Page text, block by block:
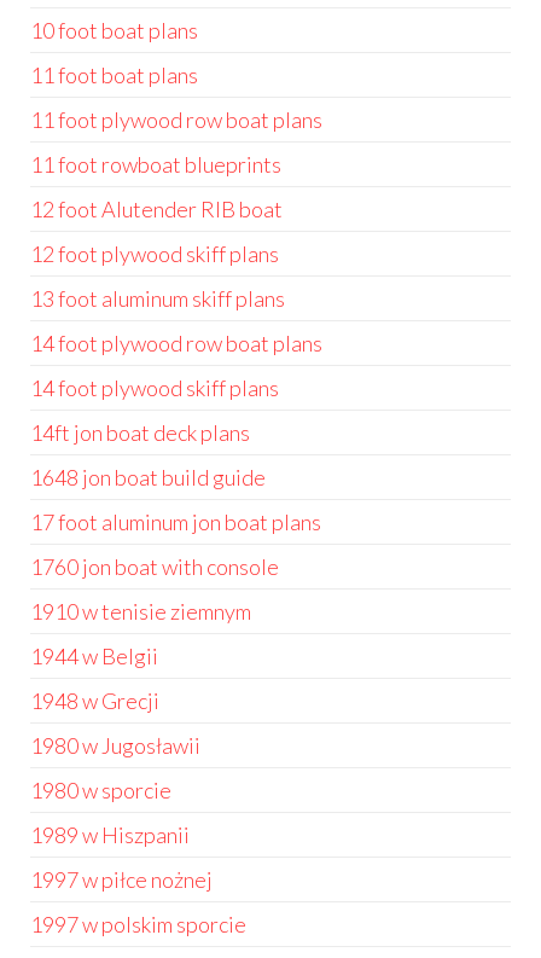
10 foot boat plans
11 foot boat plans
11 foot plywood row boat plans
11 foot rowboat blueprints
12 foot Alutender RIB boat
12 foot plywood skiff plans
13 foot aluminum skiff plans
14 foot plywood row boat plans
14 foot plywood skiff plans
14ft jon boat deck plans
1648 jon boat build guide
17 foot aluminum jon boat plans
1760 jon boat with console
1910 w tenisie ziemnym
1944 w Belgii
1948 w Grecji
1980 w Jugosławii
1980 w sporcie
1989 w Hiszpanii
1997 w piłce nożnej
1997 w polskim sporcie